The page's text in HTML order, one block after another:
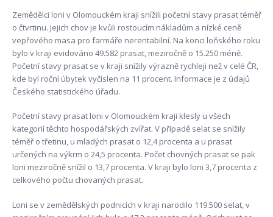
Zemědělci loni v Olomouckém kraji snížili početní stavy prasat téměř
o čtvrtinu. Jejich chov je kvůli rostoucím nákladům a nízké ceně
vepřového masa pro farmáře nerentabilní. Na konci loňského roku
bylo v kraji evidováno 49.582 prasat, meziročně o 15.250 méně.
Početní stavy prasat se v kraji snížily výrazně rychleji než v celé ČR,
kde byl roční úbytek vyčíslen na 11 procent. Informace je z údajů
Českého statistického úřadu.
Početní stavy prasat loni v Olomouckém kraji klesly u všech
kategorií těchto hospodářských zvířat. V případě selat se snížily
téměř o třetinu, u mladých prasat o 12,4 procenta a u prasat
určených na výkrm o 24,5 procenta. Počet chovných prasat se pak
loni meziročně snížil o 13,7 procenta. V kraji bylo loni 3,7 procenta z
celkového počtu chovaných prasat.
Loni se v zemědělských podnicích v kraji narodilo 119.500 selat, v